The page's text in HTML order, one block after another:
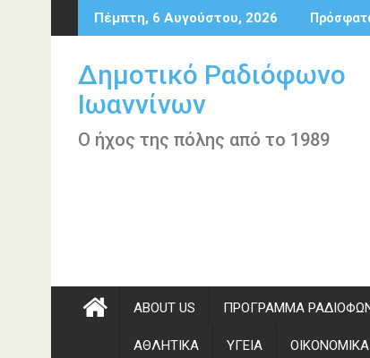
Περάστε
στο
Πέμπτη, 6 Αυγούστου, 2026
Δημοτικό Ραδιόφωνο
Ιωαννίνων
Ο ήχος της πόλης από το 1989
ABOUT US ΠΡΌΓΡΑΜΜΑ
ΑΘΛΗΤΙΚΆ ΥΓΕΊΑ ΟΙΚΟΝΟΜΙΚΆ